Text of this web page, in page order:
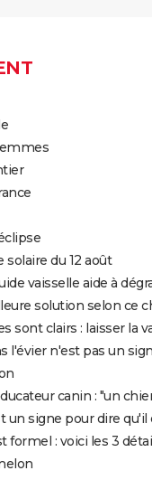
solaire du 12 août
vaisselle aide à
solution selon ce
sont clairs : laisser la
l'évier n'est pas un
canin : "un
un signe pour dire
formel : voici les 3